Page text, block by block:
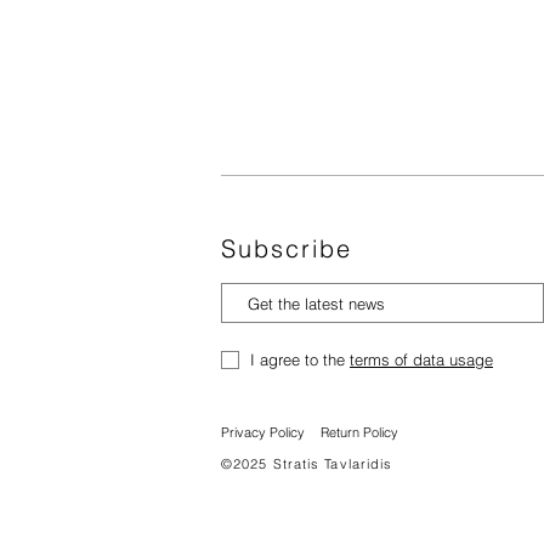
Subscribe
I agree to the terms of data usage
Privacy Policy
Return Policy
©2025 Stratis Tavlaridis